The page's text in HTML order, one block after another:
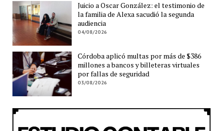
Juicio a Oscar González: el testimonio de
la familia de Alexa sacudió la segunda
audiencia
04/08/2026
Córdoba aplicó multas por más de $386
millones a bancos y billeteras virtuales
por fallas de seguridad
03/08/2026